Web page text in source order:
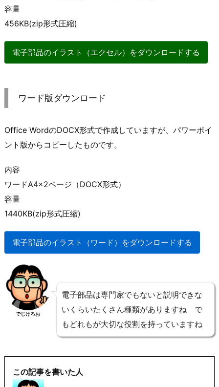
容量
456KB(zip形式圧縮)
電子部品のイラスト（エクセル）をダウンロードする
ワード版ダウンロード
Office WordのDOCX形式で作成していますが、パワーポイ
ント版からコピーしたものです。
内容
ワードA4×2ページ（DOCX形式）
容量
1440KB(zip形式圧縮)
電子部品のイラスト（ワード）をダウンロードする
でじけろお
電子部品は専門家でもないと説明できな
いくらいたくさん種類がありますね で
もどれもが大切な役割を持っていますね
この記事を書いた人